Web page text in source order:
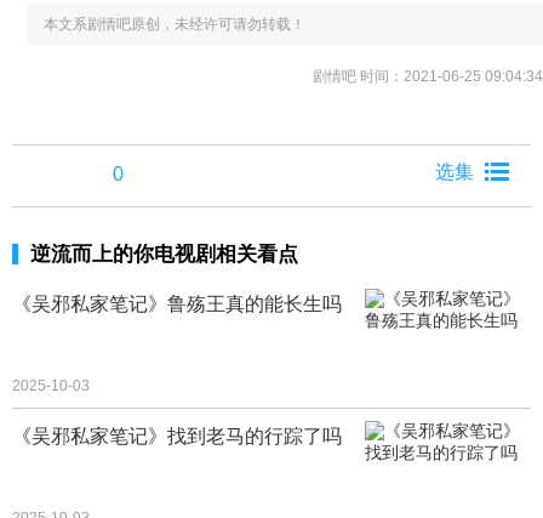
本文系剧情吧原创，未经许可请勿转载！
剧情吧 时间：2021-06-25 09:04:34
0
逆流而上的你电视剧相关看点
《吴邪私家笔记》鲁殇王真的能长生吗
2025-10-03
《吴邪私家笔记》找到老马的行踪了吗